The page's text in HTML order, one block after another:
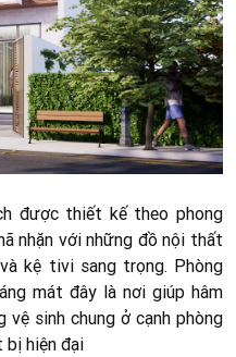
được thiết kế theo phong
nhặn với những đồ nội thất
kệ tivi sang trọng. Phòng
mát đây là nơi giúp hâm
vệ sinh chung ở cạnh phòng
hiện đại